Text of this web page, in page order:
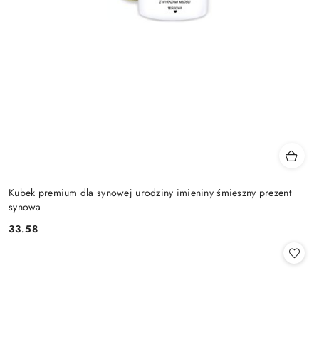
Kubek premium dla synowej urodziny imieniny śmieszny prezent
synowa
Cena:
33.58